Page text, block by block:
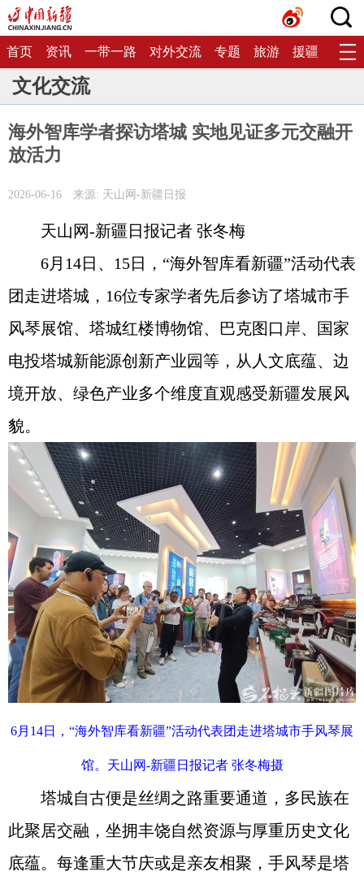
首页 资讯 一带一路 对外交流 专题 旅游 援疆 生态
文化交流
海外智库学者探访塔城 实地见证多元交融开
放活力
2026-06-16 来源: 天山网-新疆日报
天山网-新疆日报记者 张冬梅
6月14日、15日，“海外智库看新疆”活动代表
团走进塔城，16位专家学者先后参访了塔城市手
风琴展馆、塔城红楼博物馆、巴克图口岸、国家
电投塔城新能源创新产业园等，从人文底蕴、边
境开放、绿色产业多个维度直观感受新疆发展风
貌。
6月14日，“海外智库看新疆”活动代表团走进塔城市手风琴展
馆。天山网-新疆日报记者 张冬梅摄
塔城自古便是丝绸之路重要通道，多民族在
此聚居交融，坐拥丰饶自然资源与厚重历史文化
底蕴。每逢重大节庆或是亲友相聚，手风琴是塔